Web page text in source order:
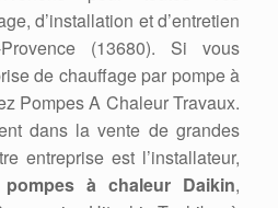
d’installation et d’entretien
(13680). Si vous
de chauffage par pompe à
Pompes A Chaleur Travaux.
dans la vente de grandes
entreprise est l’installateur,
pompes à chaleur Daikin,